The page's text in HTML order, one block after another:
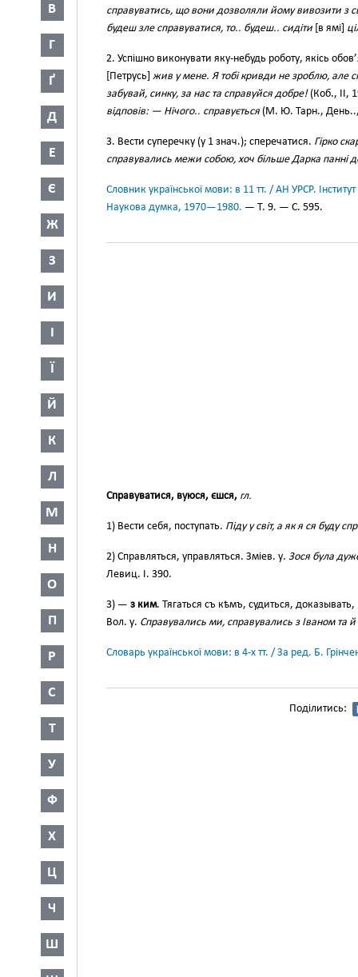
В
Г
Ґ
Д
Е
Є
Ж
З
И
І
Ї
Й
К
Л
М
Н
О
П
Р
С
Т
У
Ф
Х
Ц
Ч
Ш
справуватись, що вони дозволяли йому вивозити з
будеш зле справуватися, то.. будеш.. сидіти [в ямі]
2. Успішно виконувати яку-небудь роботу, якісь
[Петрусь] жив у мене. Я тобі кривди не зроблю, але
забувай, синку, за нас та справуйся добре!(Коб., II,
відповів: — Нічого.. справується (М. Ю. Тарн.,
3. Вести суперечку (у 1 знач.); сперечатися. Гірко
справувались межи собою, хоч більше Дарка панні
Словник української мови: в 11 тт. / АН УРСР.
Наукова думка, 1970—1980. — Т. 9. — С. 595.
Справуватися, вуюся, єшся, гл.
1) Вести себя, поступать. Піду у світ, а як я ся буду
2) Справляться, управляться. Зміев. у. Зося була
Левиц. І. 390.
3) — з ким. Тягаться съ кѣмъ, судиться,
Вол. у. Справувались ми, справувались з Іваном та
Словарь української мови: в 4-х тт. / За ред. Б.
Поділитись: